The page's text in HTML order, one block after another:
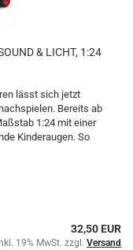
& LICHT, 1:24
lässt sich jetzt
Bereits ab
1:24 mit einer
Kinderaugen. So
32,50 EUR
19% MwSt. zzgl. Versand